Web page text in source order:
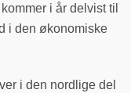
i år delvist til
i den økonomiske
i den nordlige del